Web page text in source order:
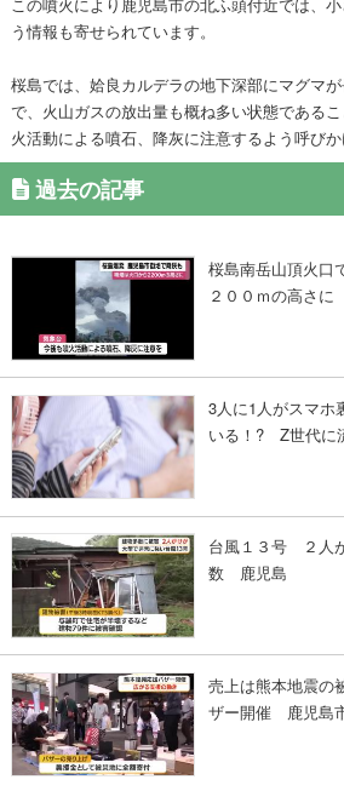
う情報も寄せられています。
桜島では、姶良カルデラの地下深部にマグマ
で、火山ガスの放出量も概ね多い状態である
火活動による噴石、降灰に注意するよう呼びか
過去の記事
桜島南岳山頂火
２００ｍの高さに
3人に1人がスマホ
いる！? Z世代に
台風１３号 ２人
数 鹿児島
売上は熊本地震
ザー開催 鹿児島